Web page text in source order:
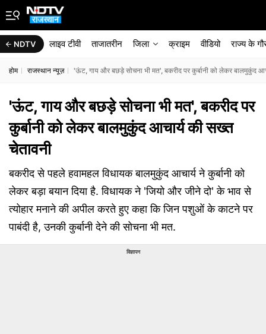
NDTV लाइव टीवी ताजातरीन जिला क्राइम वीडियो राज्‍य के
होम राजस्थान न्यूज़ 'ऊंट, गाय और बछड़े सोचना भी मत', बकरीद पर कुर्बानी को लेकर बालमुकुंद
'ऊंट, गाय और बछड़े सोचना भी मत', बकरीद पर
कुर्बानी को लेकर बालमुकुंद आचार्य की सख्त
चेतावनी
बकरीद से पहले हवामहल विधायक बालमुकुंद आचार्य ने कुर्बानी को
लेकर बड़ा बयान दिया है. विधायक ने 'जियो और जीने दो' के भाव से
त्योहार मनाने की अपील करते हुए कहा कि जिन पशुओं के काटने पर
पाबंदी है, उनकी कुर्बानी देने की सोचना भी मत.
विज्ञापन